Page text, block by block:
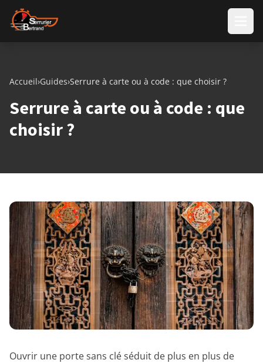
Aller au contenu
Accueil›Guides›Serrure à carte ou à code : que choisir ?
Serrure à carte ou à code : que
choisir ?
Ouvrir une porte sans clé séduit de plus en plus de